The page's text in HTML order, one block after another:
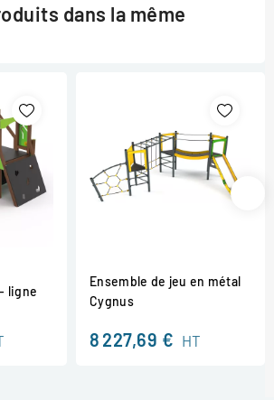
dans la même
ligne
Ensemble de jeu en métal
Cygnus
8 227,69 € HT